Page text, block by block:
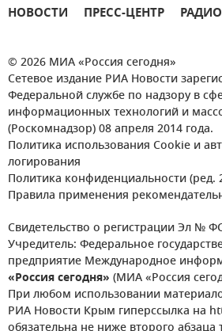
НОВОСТИ ПРЕСС-ЦЕНТР РАДИО
© 2026 МИА «Россия сегодня»
Сетевое издание РИА Новости
Федеральной службе по надзору в
информационных технологий и
(Роскомнадзор) 08 апреля 2014 года.
Политика использования Cookie и
логирования
Политика конфиденциальности (ред.
Правила применения
Свидетельство о регистрации Эл №
Учредитель: Федеральное
предприятие Международное
«Россия сегодня» (МИА «Россия
При любом использовании
РИА Новости Крым гиперссылка на